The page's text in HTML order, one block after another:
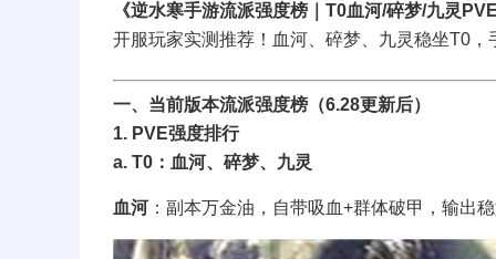
《逆水寒手游流派强度榜｜T0血河/碎梦/九灵
开服玩家实测推荐！血河、碎梦、九灵稳坐T0
一、当前版本流派强度榜（6.28更新后）
1. PVE强度排行
a. T0：血河、碎梦、九灵
血河：副本万金油，自带吸血+群体破甲，输出